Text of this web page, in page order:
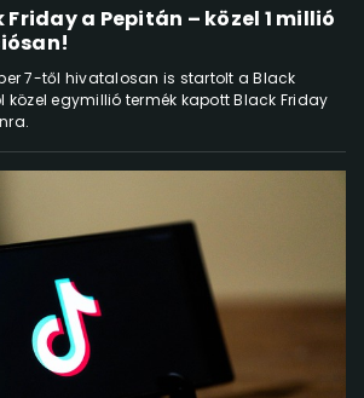
a Pepitán – közel 1 millió
7-től hivatalosan is startolt a Black
közel egymillió termék kapott Black Friday